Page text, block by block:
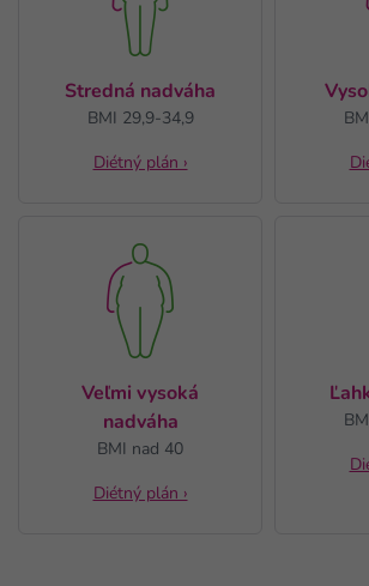
Stredná nadváha
BMI 29,9-34,9
Diétný plán ›
Veľmi vysoká
nadváha
BMI nad 40
Diétný plán ›